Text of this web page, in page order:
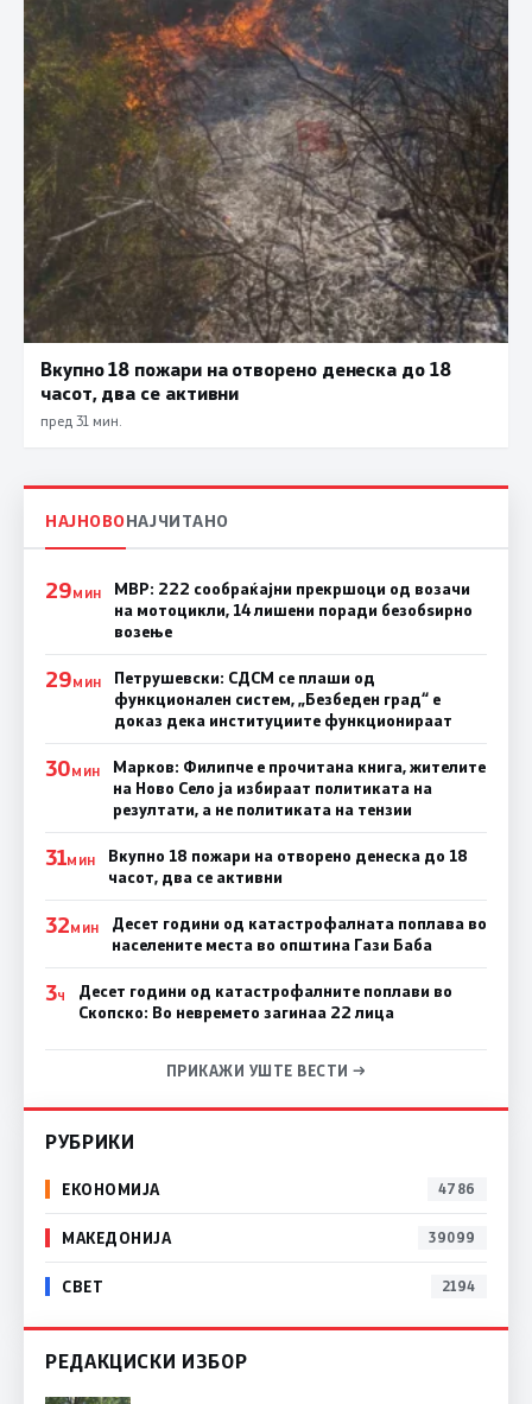
Вкупно 18 пожари на отворено денеска до 18
часот, два се активни
пред 31 мин.
НАЈНОВОНАЈЧИТАНО
29МИН
МВР: 222 сообраќајни прекршоци од возачи
на мотоцикли, 14 лишени поради безобѕирно
возење
29МИН
Петрушевски: СДСМ се плаши од
функционален систем, „Безбеден град“ е
доказ дека институциите функционираат
30МИН
Марков: Филипче е прочитана книга, жителите
на Ново Село ја избираат политиката на
резултати, а не политиката на тензии
31МИН
Вкупно 18 пожари на отворено денеска до 18
часот, два се активни
32МИН
Десет години од катастрофалната поплава во
населените места во општина Гази Баба
3Ч
Десет години од катастрофалните поплави во
Скопско: Во невремето загинаа 22 лица
ПРИКАЖИ УШТЕ ВЕСТИ →
РУБРИКИ
ЕКОНОМИЈА 4786
МАКЕДОНИЈА 39099
СВЕТ 2194
РЕДАКЦИСКИ ИЗБОР